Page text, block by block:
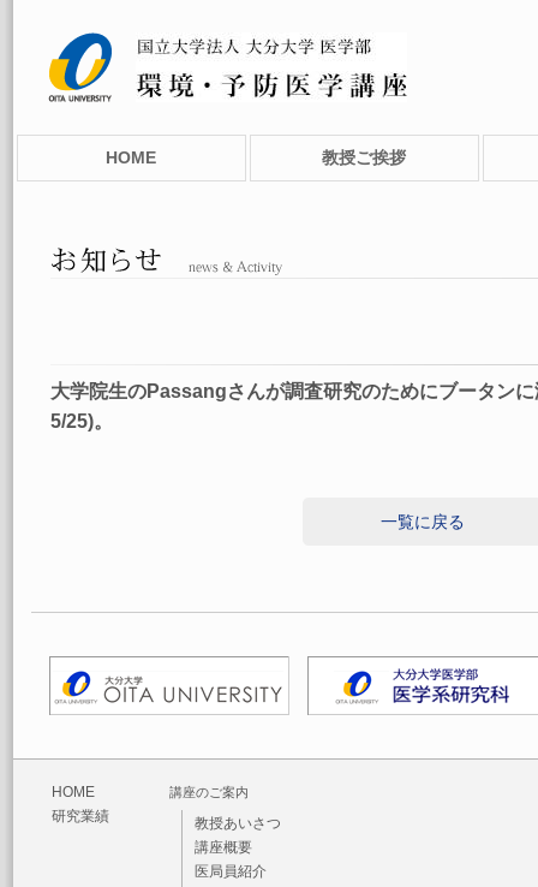
HOME 教授ご挨拶
大学院生のPassangさんが調査研究のためにブータン
5/25)。
一覧に戻る
HOME
研究業績
講座のご案内
教授あいさつ
講座概要
医局員紹介